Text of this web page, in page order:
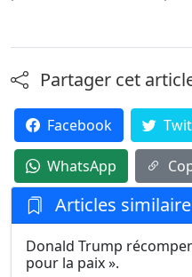
Partager cet
Facebook
WhatsApp
Articles
Donald Trump
pour la paix ».